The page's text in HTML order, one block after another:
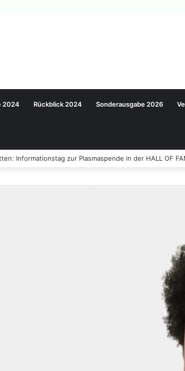
2024 Rückblick 2024 Sonderausgabe 2026
Informationstag zur Plasmaspende in der HALL OF